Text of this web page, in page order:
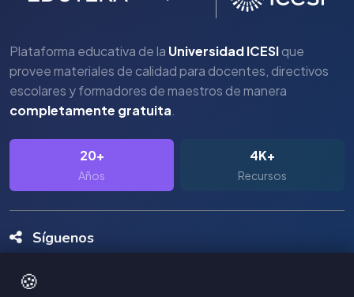
🍪
Plataforma educativa de la Universidad ICESIque
provee materiales de calidad para docentes, directivos
escolares y formadores de maestros de manera
completamente gratuita.
20+
Años
4K+
Recursos
Síguenos